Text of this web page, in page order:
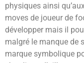
physiques ainsi
moves de joueur de
développer mais il
malgré le manque de
marque symbolique